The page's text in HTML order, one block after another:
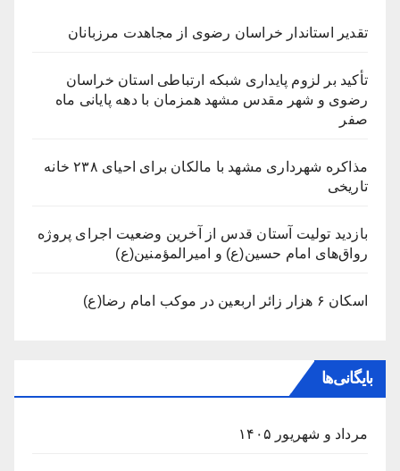
تقدیر استاندار خراسان رضوی از مجاهدت مرزبانان
تأکید بر لزوم پایداری شبکه ارتباطی استان خراسان
رضوی و شهر مقدس مشهد همزمان با دهه پایانی ماه
صفر
مذاکره شهرداری مشهد با مالکان برای احیای ۲۳۸ خانه
تاریخی
بازدید تولیت آستان قدس از آخرین وضعیت اجرای پروژه
رواق‌های امام حسین(ع) و امیرالمؤمنین(ع)
اسکان ۶ هزار زائر اربعین در موکب امام رضا(ع)
بایگانی‌ها
مرداد و شهریور ۱۴۰۵